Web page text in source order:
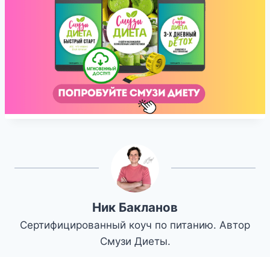
Ник Бакланов
Сертифицированный коуч по питанию. Автор
Смузи Диеты.